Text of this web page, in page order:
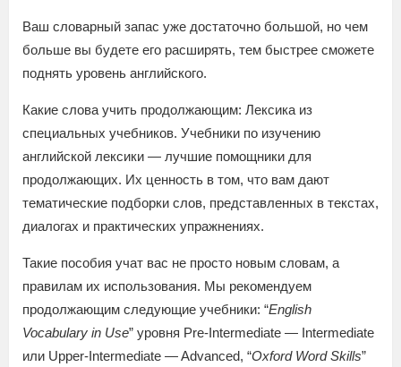
Ваш словарный запас уже достаточно большой, но чем
больше вы будете его расширять, тем быстрее сможете
поднять уровень английского.
Какие слова учить продолжающим: Лексика из
специальных учебников. Учебники по изучению
английской лексики — лучшие помощники для
продолжающих. Их ценность в том, что вам дают
тематические подборки слов, представленных в текстах,
диалогах и практических упражнениях.
Такие пособия учат вас не просто новым словам, а
правилам их использования. Мы рекомендуем
продолжающим следующие учебники: “English
Vocabulary in Use” уровня Pre-Intermediate — Intermediate
или Upper-Intermediate — Advanced, “Oxford Word Skills”